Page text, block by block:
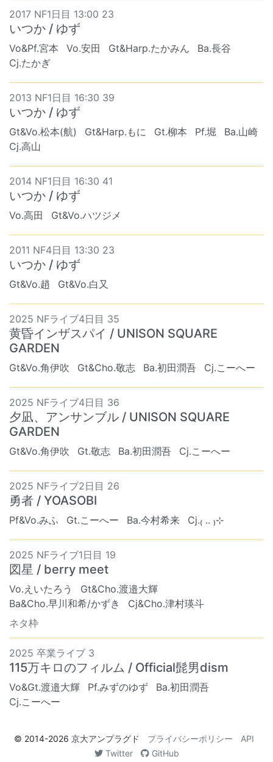
2017 NF1日目 13:00 23
いつか / ゆず
Vo&Pf.宮本 Vo.安田 Gt&Harp.たかみん
Ba.長谷
Cj.たかぎ
2013 NF1日目 16:30 39
いつか / ゆず
Gt&Vo.松本(航) Gt&Harp.もに Gt.柳本 Pf.堀
Ba.山崎
Cj.高山
2014 NF1日目 16:30 41
いつか / ゆず
Vo.高田 Gt&Vo.ハツジメ
2011 NF4日目 13:30 23
いつか / ゆず
Gt&Vo.趙 Gt&Vo.白又
2025 NFライブ4日目 35
黄昏インザスパイ / UNISON SQUARE
GARDEN
Gt&Vo.角伊吹 Gt&Cho.敬志 Ba.初田潤吾 Cj.こーへー
2025 NFライブ4日目 36
夕凪、アンサンブル / UNISON SQUARE
GARDEN
Gt&Vo.角伊吹 Gt.敬志 Ba.初田潤吾 Cj.こーへー
2025 NFライブ2日目 26
勇者 / YOASOBI
Pf&Vo.みふ Gt.こーへー Ba.今村希来 Cj.₍ .. ₎⊹
2025 NFライブ1日目 19
図星 / berry meet
Vo.えいたろう
Gt&Cho.渡邉大輝
Ba&Cho.早川和希/かずき
Cj&Cho.津村瑛斗
ネタ枠
2025 卒業ライブ 3
115万キロのフィルム / Official髭男dism
Vo&Gt.渡邉大輝 Pf.みずのゆず
Ba.初田潤吾
Cj.こーへー
© 2014-2026 京大アンプラグド プライバシーポリシー
API
Twitter
GitHub